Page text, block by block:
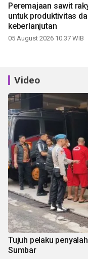
Peremajaan sawit
untuk produktivitas
keberlanjutan
05 August 2026 10:37 WIB
Video
Tujuh pelaku
Sumbar